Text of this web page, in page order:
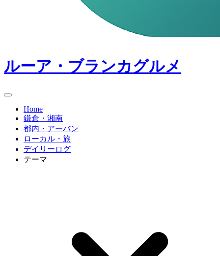
ルーア・ブランカグルメ
Home
鎌倉・湘南
都内・アーバン
ローカル・旅
デイリーログ
テーマ